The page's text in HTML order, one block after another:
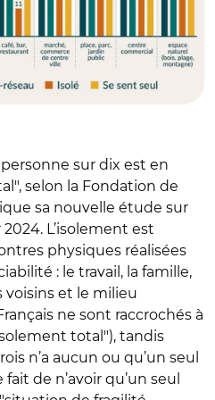
sur dix est en
selon la Fondation de
sa nouvelle étude sur
L’isolement est
physiques réalisées
: le travail, la famille,
voisins et le milieu
ne sont raccrochés à
total"), tandis
n’a aucun ou qu’un seul
fait de n’avoir qu’un seul